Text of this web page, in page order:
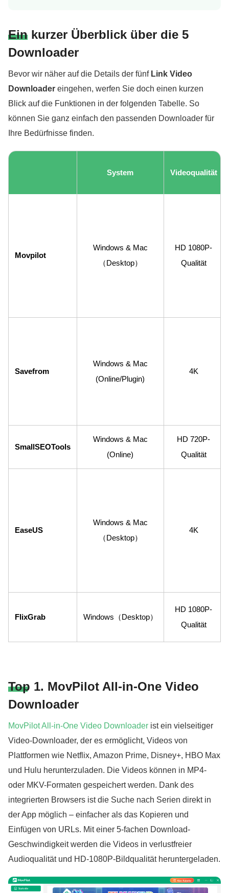
Ein kurzer Überblick über die 5
Downloader
Bevor wir näher auf die Details der fünf Link Video
Downloadereingehen, werfen Sie doch einen kurzen
Blick auf die Funktionen in der folgenden Tabelle. So
können Sie ganz einfach den passenden Downloader für
Ihre Bedürfnisse finden.
System Videoqualität
Movpilot
Windows & Mac
（Desktop）
HD 1080P-
Qualität
Savefrom
Windows & Mac
(Online/Plugin)
4K
SmallSEOTools
Windows & Mac
(Online)
HD 720P-
Qualität
EaseUS
Windows & Mac
（Desktop）
4K
FlixGrab Windows（Desktop）
HD 1080P-
Qualität
Top 1. MovPilot All-in-One Video
Downloader
MovPilot All-in-One Video Downloaderist ein vielseitiger
Video-Downloader, der es ermöglicht, Videos von
Plattformen wie Netflix, Amazon Prime, Disney+, HBO Max
und Hulu herunterzuladen. Die Videos können in MP4-
oder MKV-Formaten gespeichert werden. Dank des
integrierten Browsers ist die Suche nach Serien direkt in
der App möglich – einfacher als das Kopieren und
Einfügen von URLs. Mit einer 5-fachen Download-
Geschwindigkeit werden die Videos in verlustfreier
Audioqualität und HD-1080P-Bildqualität heruntergeladen.